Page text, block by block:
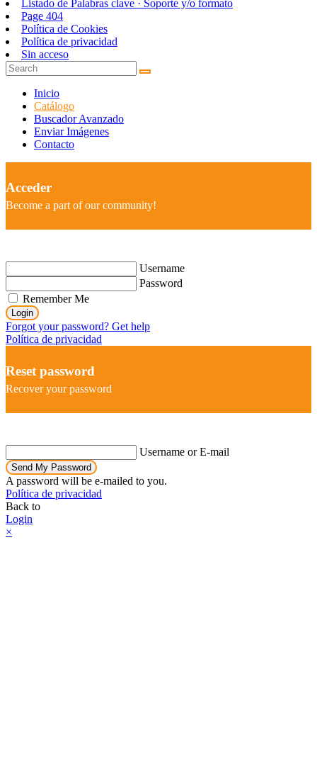
Listado de Palabras clave · Soporte y/o formato
Page 404
Política de Cookies
Política de privacidad
Sin acceso
Inicio
Catálogo
Buscador Avanzado
Enviar Imágenes
Contacto
Acceder
Become a part of our community!
Username
Password
Remember Me
Login
Forgot your password? Get help
Política de privacidad
Reset password
Recover your password
Username or E-mail
Send My Password
A password will be e-mailed to you.
Política de privacidad
Back to
Login
×